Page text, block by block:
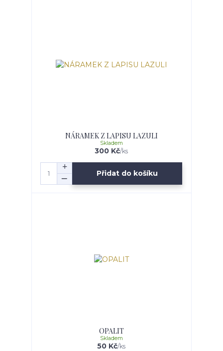
NÁRAMEK Z LAPISU LAZULI
300 Kč/ks
Skladem
Přidat do košíku
OPALIT
50 Kč/ks
Skladem